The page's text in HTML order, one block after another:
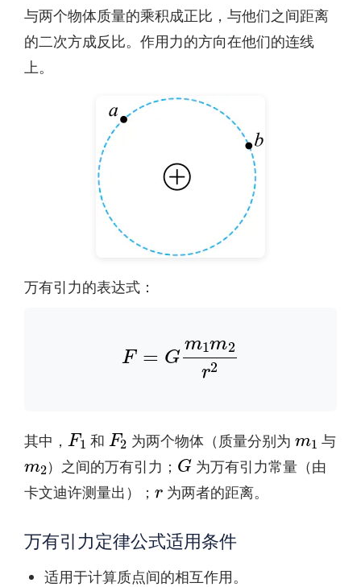
与两个物体质量的乘积成正比，与他们之间距离
的二次方成反比。作用力的方向在他们的连线
上。
万有引力的表达式：
1m2r2
其中，
F1
和
F2
为两个物体（质量分别为 与
m 2
）之间的万有引力；
G
为万有引力常量（由
卡文迪许测量出）；
r
为两者的距离。
万有引力定律公式适用条件
适用于计算质点间的相互作用。